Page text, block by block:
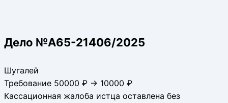
Дело №А65-21406/2025
Шугалей
Требование 50000 ₽ → 10000 ₽
Кассационная жалоба истца оставлена без